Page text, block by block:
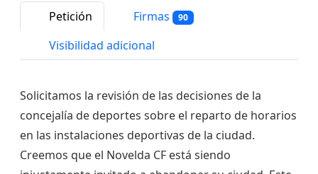
Petición Firmas 90
Visibilidad adicional
Solicitamos la revisión de las decisiones de la
concejalía de deportes sobre el reparto de horarios
en las instalaciones deportivas de la ciudad.
Creemos que el Novelda CF está siendo